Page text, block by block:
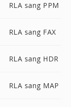
RLA sang PPM
RLA sang FAX
RLA sang HDR
RLA sang MAP